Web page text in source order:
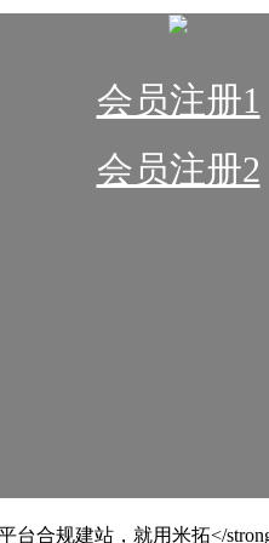
会员注册1
会员注册2